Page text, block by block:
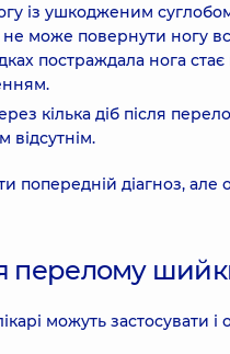
із ушкодженим
може повернути ногу
постраждала нога
кілька діб після
відсутнім.
попередній діагноз,
перелому
можуть застосувати і